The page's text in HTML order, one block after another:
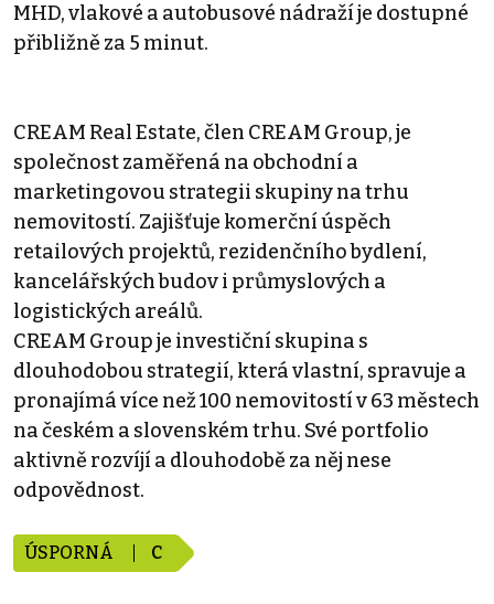
MHD, vlakové a autobusové nádraží je dostupné
přibližně za 5 minut.
CREAM Real Estate, člen CREAM Group, je
společnost zaměřená na obchodní a
marketingovou strategii skupiny na trhu
nemovitostí. Zajišťuje komerční úspěch
retailových projektů, rezidenčního bydlení,
kancelářských budov i průmyslových a
logistických areálů.
CREAM Group je investiční skupina s
dlouhodobou strategií, která vlastní, spravuje a
pronajímá více než 100 nemovitostí v 63 městech
na českém a slovenském trhu. Své portfolio
aktivně rozvíjí a dlouhodobě za něj nese
odpovědnost.
ÚSPORNÁ C